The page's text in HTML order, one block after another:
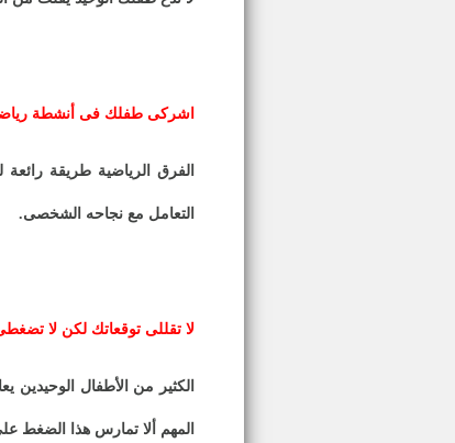
اشركى طفلك فى أنشطة
الفرق الرياضية طريقة
التعامل مع نجاحه الشخصى.
لا تقللى توقعاتك لكن لا
الكثير من الأطفال الوحيدين
المهم ألا تمارس هذا الضغط